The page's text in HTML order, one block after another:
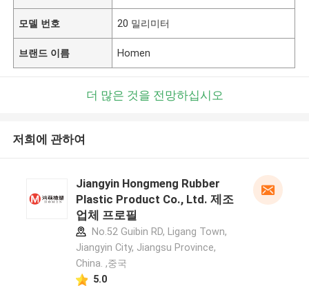
모델 번호 20 밀리미터
브랜드 이름 Homen
더 많은 것을 전망하십시오
저희에 관하여
Jiangyin Hongmeng Rubber
Plastic Product Co., Ltd. 제조
업체 프로필
No.52 Guibin RD, Ligang Town,
Jiangyin City, Jiangsu Province,
China. ,중국
5.0